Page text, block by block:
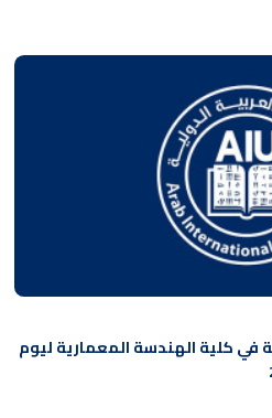
في كلية الهندسة المعمارية ليوم